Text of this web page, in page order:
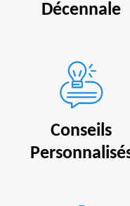
Décennale
Conseils